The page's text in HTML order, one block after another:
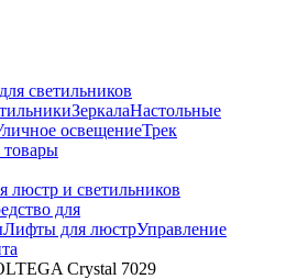
светильников
ЗеркалаНастольные
освещениеТрек
люстр и светильников
для
Лифты для люстрУправление
Crystal 7029